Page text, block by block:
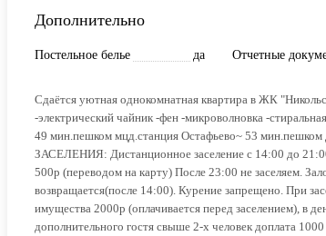
Дополнительно
Постельное белье да Отчетные
Сдаётся уютная однокомнатная квартира в ЖК
-электрический чайник -фен -микроволновка -
49 мин.пешком мцд.станция Остафьево~ 53
ЗАСЕЛЕНИЯ: Дистанционное заселение с 14:00 до
500р (переводом на карту) После 23:00 не заселяем.
возвращается(после 14:00). Курение запрещено. При
имущества 2000р (оплачивается перед заселением), в
дополнительного гостя свыше 2-х человек доплата